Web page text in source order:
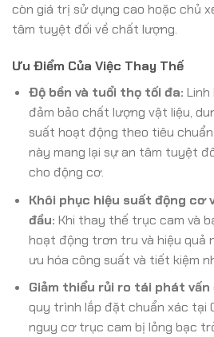
còn giá trị sử dụng cao hoặc chủ
tâm tuyệt đối về chất lượng.
Ưu Điểm Của Việc Thay Thế
Độ bền và tuổi thọ tối đa: Linh
đảm bảo chất lượng vật liệu,
suất hoạt động theo tiêu
này mang lại sự an tâm tuyệt
cho động cơ.
Khôi phục hiệu suất động cơ
đầu: Khi thay thế trục cam và
hoạt động trơn tru và hiệu quả
ưu hóa công suất và tiết kiệm
Giảm thiểu rủi ro tái phát vấn
quy trình lắp đặt chuẩn xác tại
nguy cơ trục cam bị lỏng bạc